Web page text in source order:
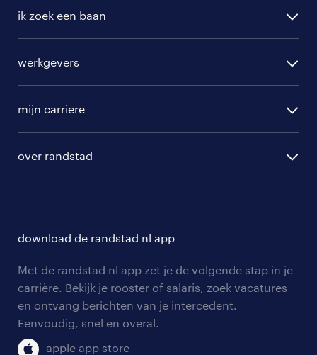
ik zoek een baan
randstad professional
randstad digital
werkgevers
hr-diensten
branches
tarieven
personeel gezocht
aanmelden nieuwsbrief
mijn carriere
solliciteren
blogs en artikelen
salarischecker
bruto-netto calculator
over randstad
onze vestigingen
pers
klachten en misstanden
download de randstad nl app
Met de randstad nl app zet je de volgende stap in je
carrière. Bekijk je rooster of salaris, zoek vacatures
en ontvang berichten van je intercedent.
Eenvoudig, snel en overal.
apple app store